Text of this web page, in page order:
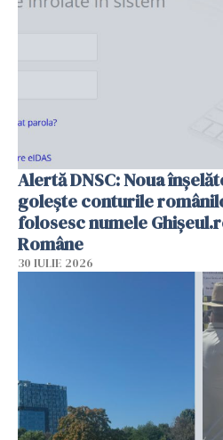
Alertă DNSC: Noua
golește conturile
folosesc numele
Române
30 IULIE 2026